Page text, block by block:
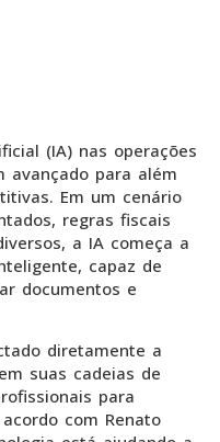
(IA) nas operações
avançado para além
Em um cenário
regras fiscais
a IA começa a
capaz de
documentos e
diretamente a
suas cadeias de
para
com Renato